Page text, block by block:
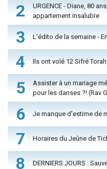
2
URGENCE - Diane, 80
appartement insalubre
3 L'édito de la semaine -
4 Ils ont volé 12 Sifré
5
Assister à un mariage
pour les danses ?! (Rav
6 Je manque d'estime de
7 Horaires du Jeûne de
8 DERNIERS JOURS :